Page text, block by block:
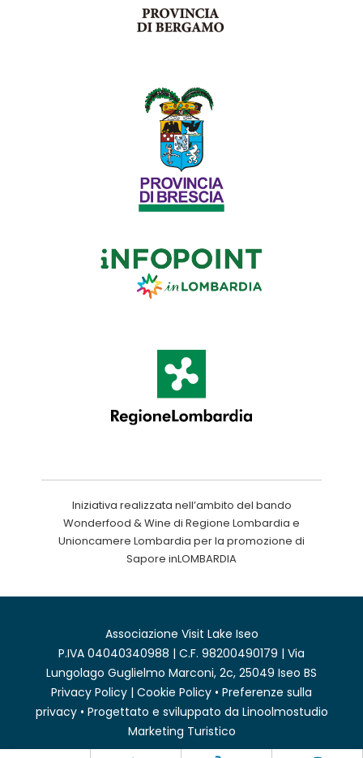
Iniziativa realizzata nell’ambito del bando
Wonderfood & Wine di Regione Lombardia e
Unioncamere Lombardia per la promozione di
Sapore inLOMBARDIA
Associazione Visit Lake Iseo
P.IVA 04040340988 | C.F. 98200490179 | Via
Lungolago Guglielmo Marconi, 2c, 25049 Iseo BS
Privacy Policy | Cookie Policy • Preferenze sulla
privacy• Progettato e sviluppato da Linoolmostudio
Marketing Turistico